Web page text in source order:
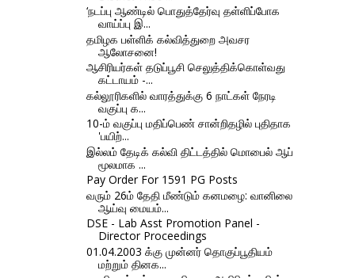
‘நடப்பு ஆண்டில் பொதுத்தேர்வு தள்ளிப்போக
வாய்ப்பு இ...
தமிழக பள்ளிக் கல்வித்துறை அவசர
ஆலோசனை!
ஆசிரியர்கள் தடுப்பூசி செலுத்திக்கொள்வது
கட்டாயம் -...
கல்லூரிகளில் வாரத்துக்கு 6 நாட்கள் நேரடி
வகுப்பு க...
10-ம் வகுப்பு மதிப்பெண் சான்றிதழில் புதிதாக
'பயிற்...
இல்லம் தேடிக் கல்வி திட்டத்தில் மொபைல் ஆப்
மூலமாக ...
Pay Order For 1591 PG Posts
வரும் 26ம் தேதி மீண்டும் கனமழை: வானிலை
ஆய்வு மையம்...
DSE - Lab Asst Promotion Panel -
Director Proceedings
01.04.2003 க்கு முன்னர் தொகுப்பூதியம்
மற்றும் தினக...